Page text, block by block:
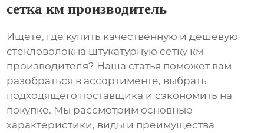
сетка км производитель
Ищете, где купить качественную идешевую
стекловолокна штукатурную сетку км
производителя? Наша статья поможет вам
разобраться в ассортименте, выбрать
подходящего поставщика и сэкономить на
покупке. Мы рассмотрим основные
характеристики, виды и преимущества